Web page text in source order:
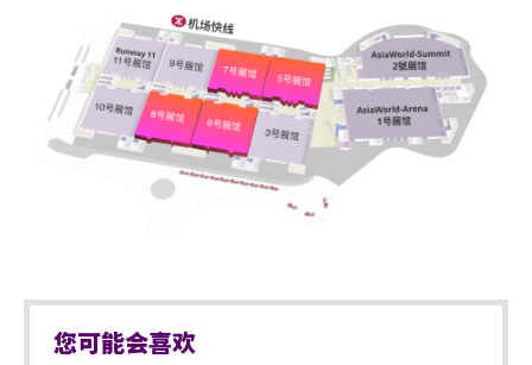
您可能会喜欢